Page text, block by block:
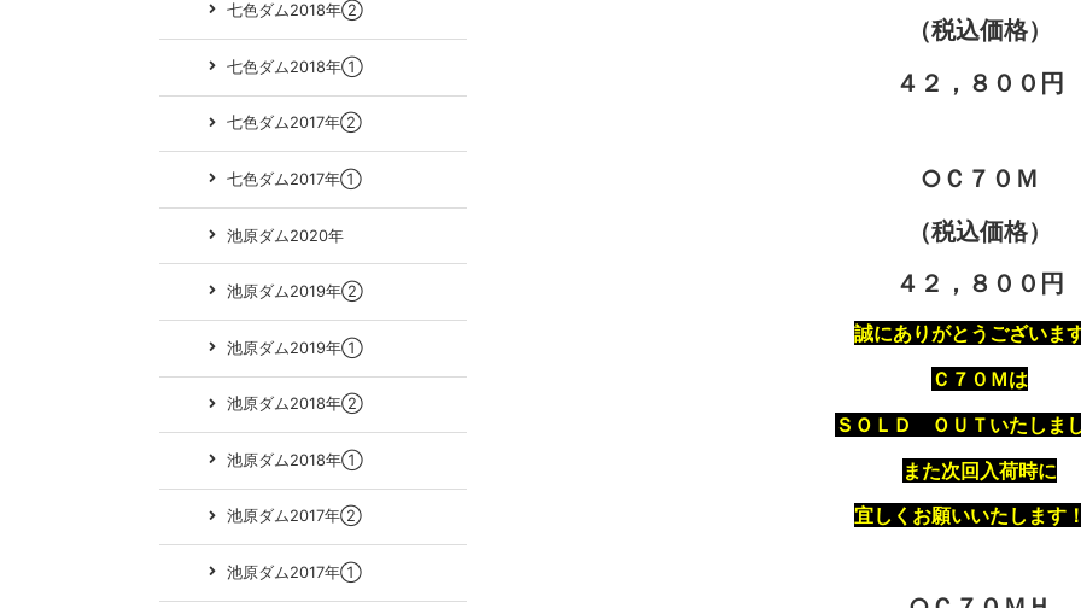
（税込価格）
４２，８００円
○Ｃ７０Ｍ
（税込価格）
４２，８００円
誠にありがとうございま
Ｃ７０Ｍは
ＳＯＬＤ ＯＵＴいたしま
また次回入荷時に
宜しくお願いいたします
七色ダム2018年②
七色ダム2018年①
七色ダム2017年②
七色ダム2017年①
池原ダム2020年
池原ダム2019年②
池原ダム2019年①
池原ダム2018年②
池原ダム2018年①
池原ダム2017年②
池原ダム2017年①